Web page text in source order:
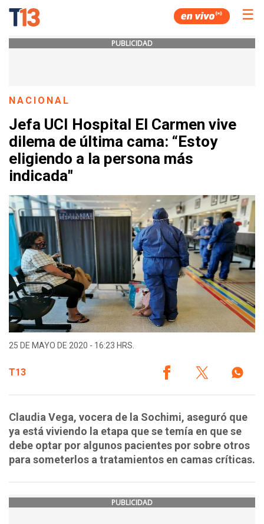
☰
PUBLICIDAD
NACIONAL
Jefa UCI Hospital El Carmen vive
dilema de última cama: “Estoy
eligiendo a la persona más
indicada"
25 DE MAYO DE 2020 - 16:23 HRS.
T13
Claudia Vega, vocera de la Sochimi, aseguró que
ya está viviendo la etapa que se temía en que se
debe optar por algunos pacientes por sobre otros
para someterlos a tratamientos en camas críticas.
PUBLICIDAD